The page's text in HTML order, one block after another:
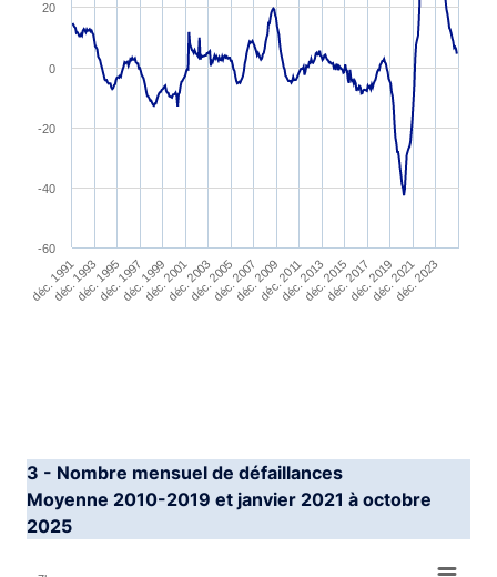
The chart has 1 Y axis displaying YAxis1. Range: -60 to
-60
-40
-20
0
20
déc. 1991
déc. 1993déc. 1995déc. 1997déc. 1999déc. 2001déc. 2003déc. 2005déc. 2007déc. 2009déc. 2011déc. 2013déc. 2015déc. 2017déc. 2019déc. 2021déc. 2023
3 - Nombre mensuel de défaillances
Moyenne 2010-2019 et janvier 2021 à octobre
2025